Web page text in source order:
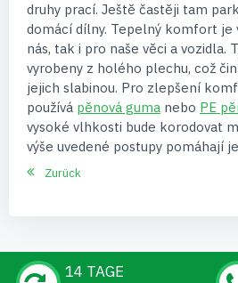
druhy prací. Ještě častěji tam
domácí dílny. Tepelný komfort je
nás, tak i pro naše věci a vozidla.
vyrobeny z holého plechu, což
jejich slabinou. Pro zlepšení
používá pěnová guma nebo PE
vysoké vlhkosti bude korodovat
výše uvedené postupy pomáhají
Zurück
14 TAGE